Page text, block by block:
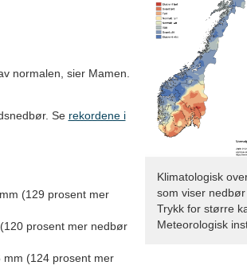
Klimatologisk
som viser
Trykk for større
Meteorologisk
normalen, sier Mamen.
Se rekordene i
(129 prosent mer
prosent mer nedbør
mm (124 prosent mer